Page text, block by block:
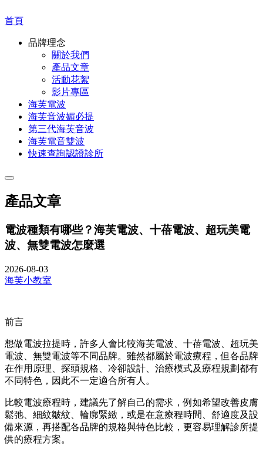
首頁
品牌理念
關於我們
產品文章
活動花絮
影片專區
海芙電波
海芙音波媚必提
第三代海芙音波
海芙電音雙波
快速查詢認證診所
產品文章
電波種類有哪些？海芙電波、十蓓電波、超玩美電
波、無雙電波怎麼選
2026-08-03
海芙小教室
前言
想做電波拉提時，許多人會比較海芙電波、十蓓電波、超玩美
電波、無雙電波等不同品牌。雖然都屬於電波療程，但各品牌
在作用原理、探頭規格、冷卻設計、治療模式及療程規劃都有
不同特色，因此不一定適合所有人。
比較電波療程時，建議先了解自己的需求，例如希望改善皮膚
鬆弛、細紋皺紋、輪廓緊緻，或是在意療程時間、舒適度及設
備來源，再搭配各品牌的規格與特色比較，更容易理解診所提
供的療程方案。